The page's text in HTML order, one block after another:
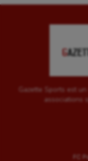
Gazette Sports est
associations
FC